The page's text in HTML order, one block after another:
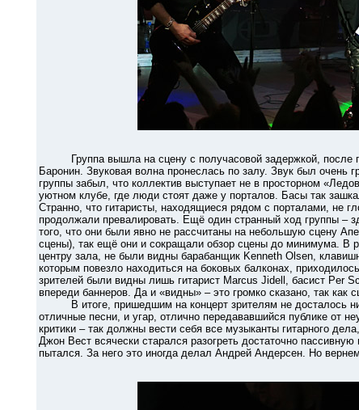
Группа вышла на сцену с получасовой задержкой, после
Баронин. Звуковая волна пронеслась по залу. Звук был очень
группы забыл, что коллектив выступает не в просторном
уютном клубе, где люди стоят даже у порталов. Басы так
Странно, что гитаристы, находящиеся рядом с порталами, не
продолжали превалировать. Ещё один странный ход группы –
того, что они были явно не рассчитаны на небольшую сцену
сцены), так ещё они и сокращали обзор сцены до минимума. В
центру зала, не были видны барабанщик Kenneth Olsen,
которым повезло находиться на боковых балконах,
зрителей были видны лишь гитарист Marcus Jidell, басист Per
впереди баннеров. Да и «видны» – это громко сказано, так
В итоге, пришедшим на концерт зрителям не досталось ни
отличные песни, и угар, отлично передававшийся публике от
критики – так должны вести себя все музыканты гитарного
Джон Вест всячески старался разогреть достаточно
пытался. За него это иногда делал Андрей Андерсен. Но